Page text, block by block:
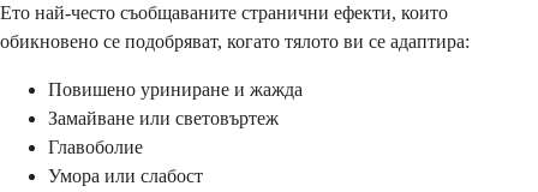
Ето най-често съобщаваните странични ефекти, които
обикновено се подобряват, когато тялото ви се адаптира:
Повишено уриниране и жажда
Замайване или световъртеж
Главоболие
Умора или слабост